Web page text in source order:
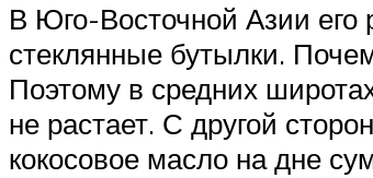
В Юго-Восточной Азии
стеклянные бутылки.
Поэтому в средних
не растает. С другой
кокосовое масло на дне